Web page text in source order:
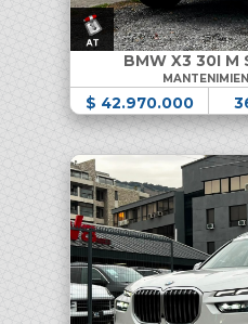
BMW X3 30I M
$ 42.970.000